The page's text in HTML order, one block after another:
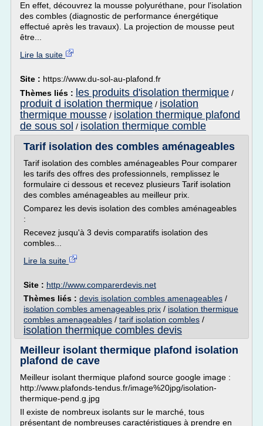
En effet, découvrez la mousse polyuréthane, pour l'isolation
des combles (diagnostic de performance énergétique
effectué après les travaux). La projection de mousse peut
être...
Lire la suite
Site : https://www.du-sol-au-plafond.fr
Thèmes liés : les produits d'isolation thermique /
produit d isolation thermique / isolation
thermique mousse / isolation thermique plafond
de sous sol / isolation thermique comble
Tarif isolation des combles aménageables
Tarif isolation des combles aménageables Pour comparer
les tarifs des offres des professionnels, remplissez le
formulaire ci dessous et recevez plusieurs Tarif isolation
des combles aménageables au meilleur prix.
Comparez les devis isolation des combles aménageables
:
Recevez jusqu'à 3 devis comparatifs isolation des
combles...
Lire la suite
Site : http://www.comparerdevis.net
Thèmes liés : devis isolation combles amenageables /
isolation combles amenageables prix / isolation thermique
combles amenageables / tarif isolation combles /
isolation thermique combles devis
Meilleur isolant thermique plafond isolation
plafond de cave
Meilleur isolant thermique plafond source google image :
http://www.plafonds-tendus.fr/image%20jpg/isolation-
thermique-pend.g.jpg
Il existe de nombreux isolants sur le marché, tous
présentant de nombreuses caractéristiques à prendre en